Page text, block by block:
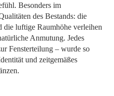
Besonders im
des Bestands: die
luftige Raumhöhe verleihen
Anmutung. Jedes
Fensterteilung – wurde so
und zeitgemäßes